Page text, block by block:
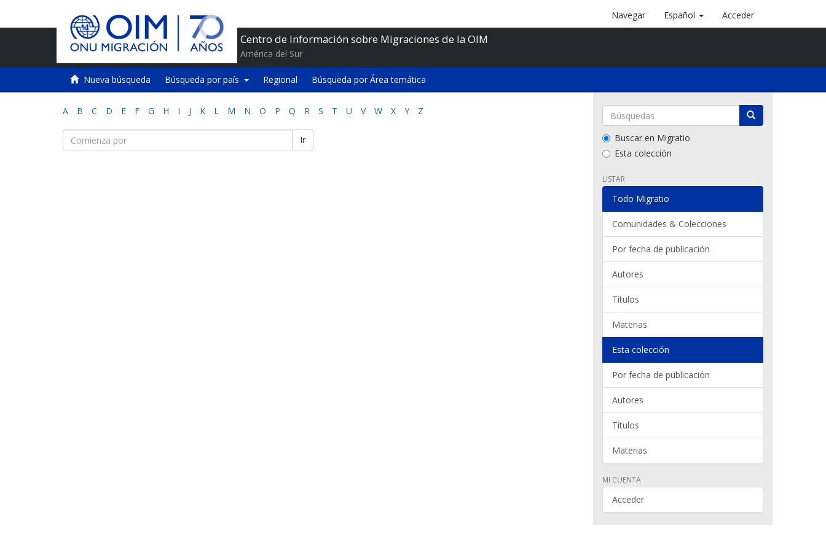
Centro de Información sobre Migraciones de la OIM
América del Sur
Navegar Español Acceder
Nueva búsqueda Búsqueda por país Regional Búsqueda por Área temática
A B C D E F G H I J K L M N O P Q R S T U V W X Y Z
Ir
Buscar en Migratio
Esta colección
LISTAR
Todo Migratio
Comunidades & Colecciones
Por fecha de publicación
Autores
Títulos
Materias
Esta colección
Por fecha de publicación
Autores
Títulos
Materias
MI CUENTA
Acceder